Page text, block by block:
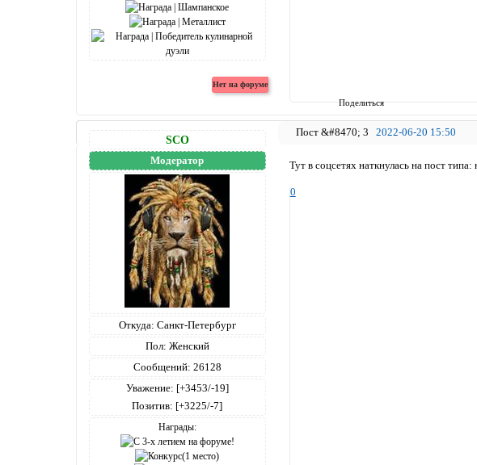
Поделиться
3 2022-06-20 15:50
SCO
Модератор
Откуда: Санкт-Петербург
Пол: Женский
Сообщений: 26128
Уважение: [+3453/-19]
Позитив: [+3225/-7]
Награды:
Тут в соцсетях наткнулась на пост
0